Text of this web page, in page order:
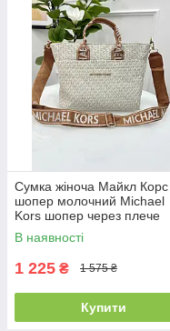
Сумка жіноча Майкл Корс
шопер молочний Michael
Kors шопер через плече
В наявності
1 225 ₴ 1 575 ₴
Купити